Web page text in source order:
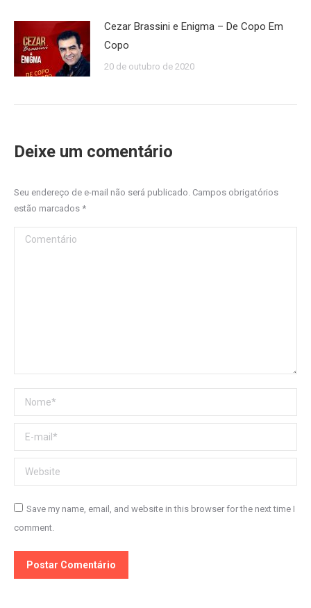
Cezar Brassini e Enigma – De Copo Em
Copo
20 de outubro de 2020
Deixe um comentário
Seu endereço de e-mail não será publicado. Campos obrigatórios
estão marcados *
Comentário
Nome *
E-mail *
Website
Save my name, email, and website in this browser for the next time I
comment.
Postar Comentário